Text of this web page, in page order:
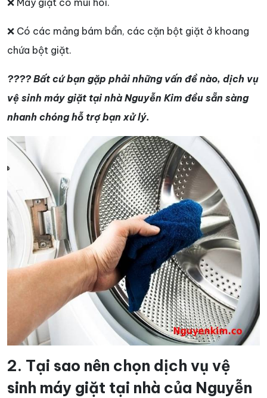
❌ Máy giặt có mùi hôi.
❌ Có các mảng bám bẩn, các cặn bột giặt ở khoang
chứa bột giặt.
???? Bất cứ bạn gặp phải những vấn đề nào, dịch vụ
vệ sinh máy giặt tại nhà Nguyễn Kim đều sẵn sàng
nhanh chóng hỗ trợ bạn xử lý.
2. Tại sao nên chọn dịch vụ vệ
sinh máy giặt tại nhà của Nguyễn